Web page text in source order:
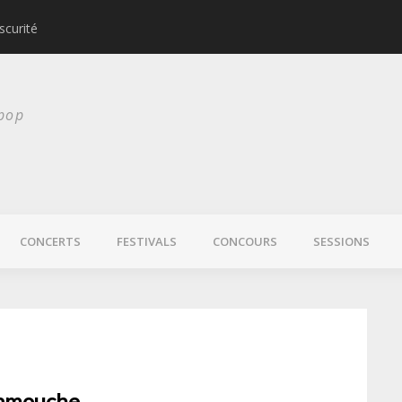
CONCERTS FESTIVALS CONCOURS SESSIONS